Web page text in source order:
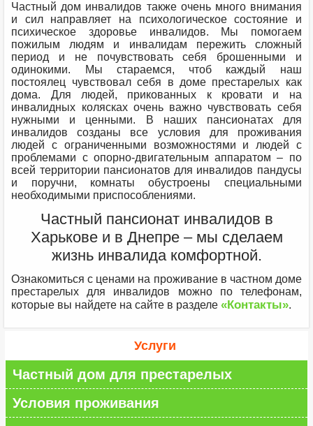
Частный дом инвалидов также очень много внимания
и сил направляет на психологическое состояние и
психическое здоровье инвалидов. Мы помогаем
пожилым людям и инвалидам пережить сложный
период и не почувствовать себя брошенными и
одинокими. Мы стараемся, чтоб каждый наш
постоялец чувствовал себя в доме престарелых как
дома. Для людей, прикованных к кровати и на
инвалидных колясках очень важно чувствовать себя
нужными и ценными. В наших пансионатах для
инвалидов созданы все условия для проживания
людей с ограниченными возможностями и людей с
проблемами с опорно-двигательным аппаратом – по
всей территории пансионатов для инвалидов пандусы
и поручни, комнаты обустроены специальными
необходимыми приспособлениями.
Частный пансионат инвалидов в
Харькове и в Днепре – мы сделаем
жизнь инвалида комфортной.
Ознакомиться с ценами на проживание в частном доме
престарелых для инвалидов можно по телефонам,
которые вы найдете на сайте в разделе«Контакты».
Услуги
Частный дом для престарелых
Условия проживания